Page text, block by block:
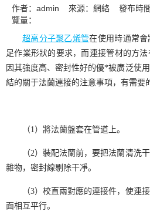
作者：admin 來源：網絡 發布時
覽量：
超高分子聚乙烯管在使用時通常
足作業形狀的要求，而連接管材的方法
因其強度高、密封性好的優*被廣泛使
結的關于法蘭連接的注意事項，有需要
（1）將法蘭盤套在管道上。
（2）裝配法蘭前，要把法蘭清洗
雜物，密封線剔除干凈。
（3）校直兩對應的連接件，使連
面相互平行。